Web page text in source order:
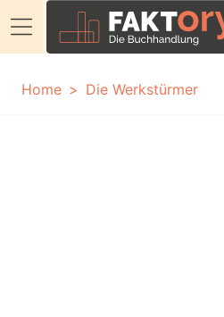
Home
Die Werkstürmer